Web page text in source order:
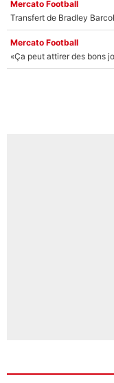
Mercato Football
Mercato Football